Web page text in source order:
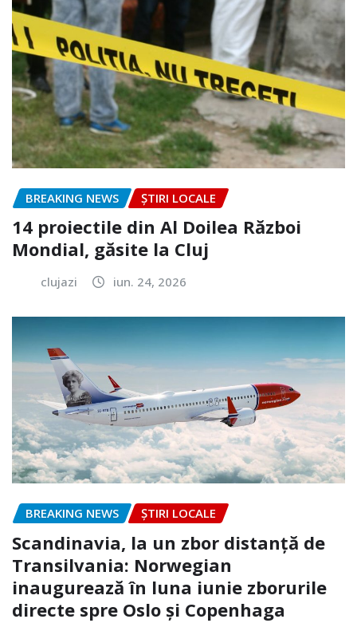
BREAKING NEWS ȘTIRI LOCALE
14 proiectile din Al Doilea Război
Mondial, găsite la Cluj
clujazi iun. 24, 2026
BREAKING NEWS ȘTIRI LOCALE
Scandinavia, la un zbor distanță de
Transilvania: Norwegian
inaugurează în luna iunie zborurile
directe spre Oslo și Copenhaga